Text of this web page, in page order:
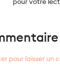
pour laisser un